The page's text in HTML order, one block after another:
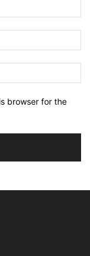
browser for the